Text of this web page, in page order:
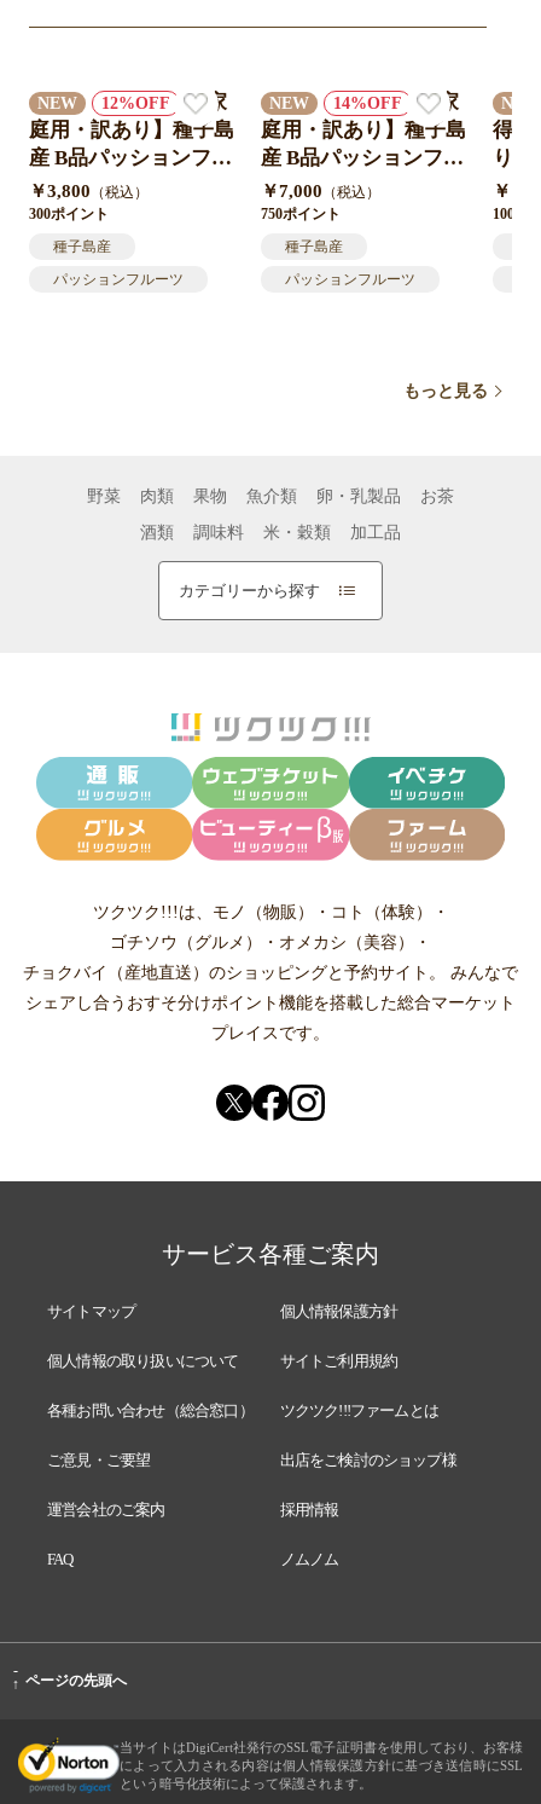
もっと見る
NEW 12
【家
庭用・訳あり】種子島
産 B品パッションフル
ーツ1㎏（10-12個）送
料込み｜産地直送
￥3,800 （税込）
300ポイント
種子島産
パッションフルーツ
NEW 14
【家
庭用・訳あり】種子島
産 B品パッションフル
ーツ2㎏（20-24個）送
料込み｜産地直送
￥7,000 （税込）
750ポイント
種子島産
パッションフルーツ
NEW
得！
り】
ショ
0-60
￥
1000
野菜 肉類 果物 魚介類 卵・乳製品
お茶
酒類
調味料 米・穀類 加工品
カテゴリーから探す
ツクツク!!!は、 モノ（物販） ・ コト（体験）
・
ゴチソウ（グルメ）
・ オメカシ（美容）
・
チョクバイ（産地直送） のショッピングと予約サイト。
みんなで
シェアし合う おすそ分けポイント機能を搭載した総合マーケット
プレイスです。
サービス各種ご案内
サイトマップ 個人情報保護方針
個人情報の取り扱いについて サイトご利用規約
各種お問い合わせ（総合窓口） ツクツク!!!ファームとは
ご意見・ご要望 出店をご検討のショップ様
運営会社のご案内 採用情報
FAQ ノムノム
-
↑ ページの先頭へ
当サイトはDigiCert社発行のSSL電子証明書を使用しており、お客様
によって入力される内容は個人情報保護方針に基づき送信時にSSL
という暗号化技術によって保護されます。